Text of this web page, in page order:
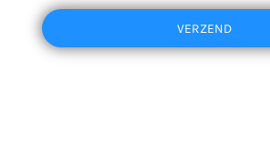
VERZEND